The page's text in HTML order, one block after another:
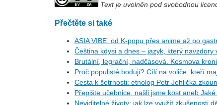
Text je uvolněn pod svobodnou
Přečtěte si také
ASIA VIBE: od K-popu přes anime až po
Čeština kdysi a dnes – jazyk, který navzdory
Brutální, legrační, nadčasová. Kosmova
Proč populisté bodují? Cílí na voliče, kteří
Cesta k šetrnosti: etnolog Petr Jehlička
Přepište učebnice, našli jsme kost aneb
Neviditelné životy: jak lze využít zkušenosti